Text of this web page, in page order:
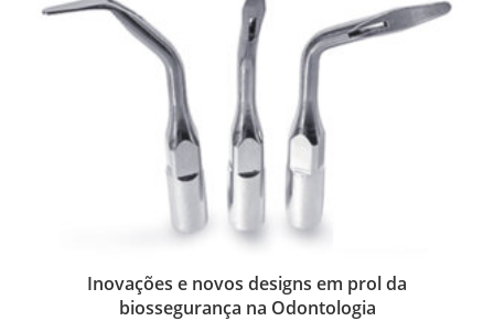
Inovações e novos designs em prol da
biossegurança na Odontologia